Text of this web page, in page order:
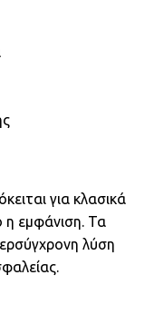
για κλασικά
η εμφάνιση. Τα
λύση